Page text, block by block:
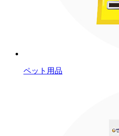
ペット用品